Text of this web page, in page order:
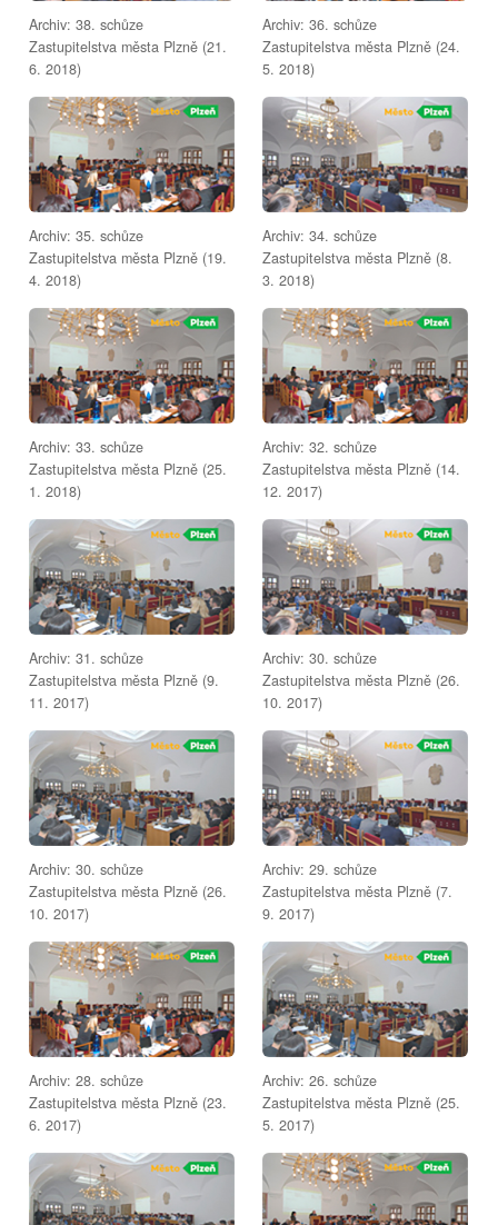
Archiv: 38. schůze
Zastupitelstva města Plzně (21.
6. 2018)
Archiv: 36. schůze
Zastupitelstva města Plzně (24.
5. 2018)
Archiv: 35. schůze
Zastupitelstva města Plzně (19.
4. 2018)
Archiv: 34. schůze
Zastupitelstva města Plzně (8.
3. 2018)
Archiv: 33. schůze
Zastupitelstva města Plzně (25.
1. 2018)
Archiv: 32. schůze
Zastupitelstva města Plzně (14.
12. 2017)
Archiv: 31. schůze
Zastupitelstva města Plzně (9.
11. 2017)
Archiv: 30. schůze
Zastupitelstva města Plzně (26.
10. 2017)
Archiv: 30. schůze
Zastupitelstva města Plzně (26.
10. 2017)
Archiv: 29. schůze
Zastupitelstva města Plzně (7.
9. 2017)
Archiv: 28. schůze
Zastupitelstva města Plzně (23.
6. 2017)
Archiv: 26. schůze
Zastupitelstva města Plzně (25.
5. 2017)